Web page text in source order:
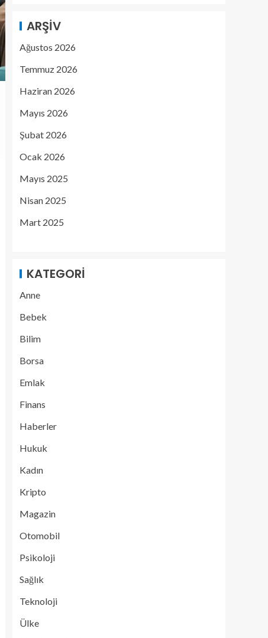
ARŞIV
Ağustos 2026
Temmuz 2026
Haziran 2026
Mayıs 2026
Şubat 2026
Ocak 2026
Mayıs 2025
Nisan 2025
Mart 2025
KATEGORI
Anne
Bebek
Bilim
Borsa
Emlak
Finans
Haberler
Hukuk
Kadın
Kripto
Magazin
Otomobil
Psikoloji
Sağlık
Teknoloji
Ülke